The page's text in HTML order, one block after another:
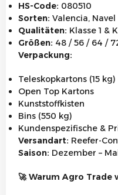
HS-Code: 080510
Sorten: Valencia, Navel
Qualitäten: Klasse 1 &
Größen: 48 / 56 / 64 /
Verpackung:
Teleskopkartons (15 kg)
Open Top Kartons
Kunststoffkisten
Bins (550 kg)
Kundenspezifische &
Versandart: Reefer-
Saison: Dezember –
🚀Warum Agro Trade